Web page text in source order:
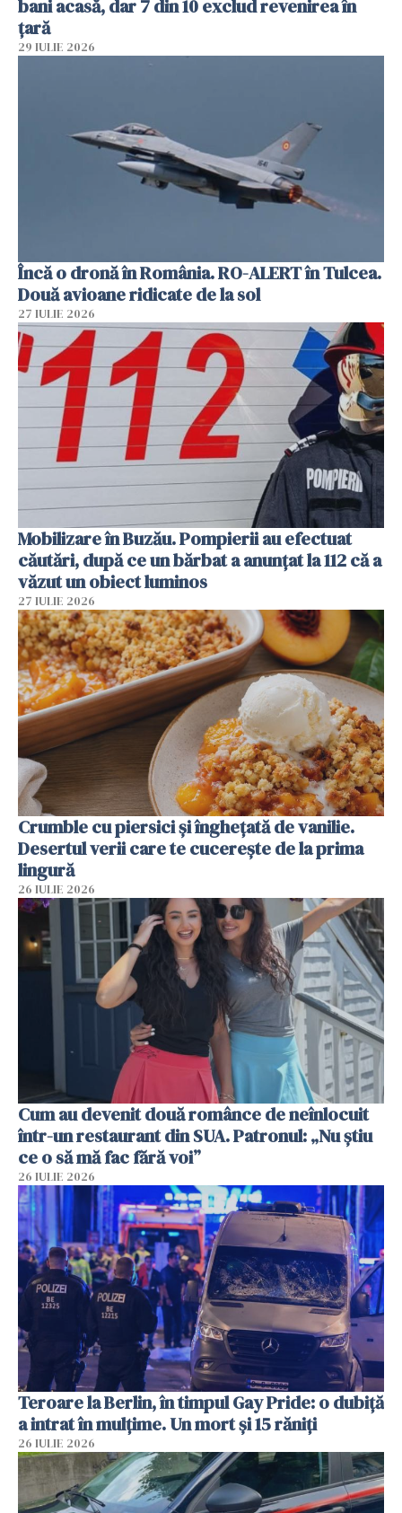
bani acasă, dar 7 din 10 exclud revenirea în
țară
29 IULIE 2026
Încă o dronă în România. RO-ALERT în Tulcea.
Două avioane ridicate de la sol
27 IULIE 2026
Mobilizare în Buzău. Pompierii au efectuat
căutări, după ce un bărbat a anunțat la 112 că a
văzut un obiect luminos
27 IULIE 2026
Crumble cu piersici și înghețată de vanilie.
Desertul verii care te cucerește de la prima
lingură
26 IULIE 2026
Cum au devenit două românce de neînlocuit
într-un restaurant din SUA. Patronul: „Nu știu
ce o să mă fac fără voi”
26 IULIE 2026
Teroare la Berlin, în timpul Gay Pride: o dubiță
a intrat în mulțime. Un mort și 15 răniți
26 IULIE 2026